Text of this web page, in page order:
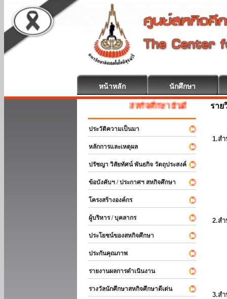
หน้าหลัก นักศึกษา
สหกิจศึกษา ยินดีต้อนรับ
ประวัติความเป็นมา
หลักการและเหตุผล
ปรัชญา วิสัยทัศน์ พันธกิจ วัตถุประสงค์
ข้อบังคับฯ / ประกาศฯ สหกิจศึกษา
โครงสร้างองค์กร
ผู้บริหาร / บุคลากร
ประโยชน์ของสหกิจศึกษา
ประกันคุณภาพ
รายงานผลการดำเนินงาน
รางวัลนักศึกษาสหกิจศึกษาดีเด่น
ราย
1.ส
2.ส
3.ส